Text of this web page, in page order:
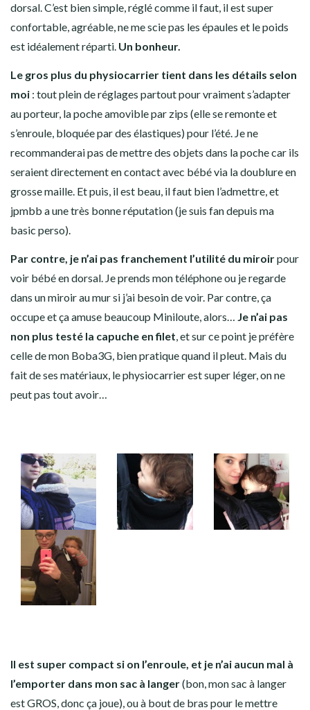
dorsal. C’est bien simple, réglé comme il faut, il est super
confortable, agréable, ne me scie pas les épaules et le poids
est idéalement réparti. Un bonheur.
Le gros plus du physiocarrier tient dans les détails selon
moi : tout plein de réglages partout pour vraiment s’adapter
au porteur, la poche amovible par zips (elle se remonte et
s’enroule, bloquée par des élastiques) pour l’été. Je ne
recommanderai pas de mettre des objets dans la poche car ils
seraient directement en contact avec bébé via la doublure en
grosse maille. Et puis, il est beau, il faut bien l’admettre, et
jpmbb a une très bonne réputation (je suis fan depuis ma
basic perso).
Par contre, je n’ai pas franchement l’utilité du miroirpour
voir bébé en dorsal. Je prends mon téléphone ou je regarde
dans un miroir au mur si j’ai besoin de voir. Par contre, ça
occupe et ça amuse beaucoup Miniloute, alors… Je n’ai pas
non plus testé la capuche en filet, et sur ce point je préfère
celle de mon Boba3G, bien pratique quand il pleut. Mais du
fait de ses matériaux, le physiocarrier est super léger, on ne
peut pas tout avoir…
Il est super compact si on l’enroule, et je n’ai aucun mal à
l’emporter dans mon sac à langer(bon, mon sac à langer
est GROS, donc ça joue), ou à bout de bras pour le mettre